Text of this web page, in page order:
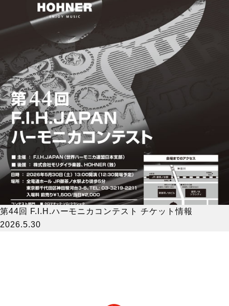
第44回 F.I.H.ハーモニカコンテスト チケット情報
2026.5.30